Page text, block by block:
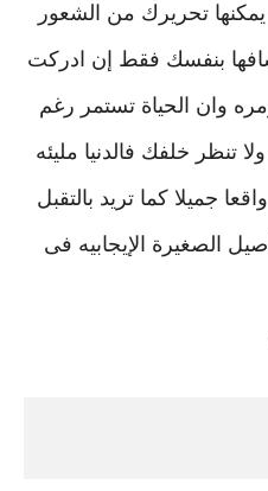
يمكنها تحريرك من الشعور
بنفسك فقط إن ادركت
وان الحياة تستمر رغم
خلفك فالدنيا مليئه
جميلا كما تريد بالتقبل
الصغيرة الإيجابيه فى